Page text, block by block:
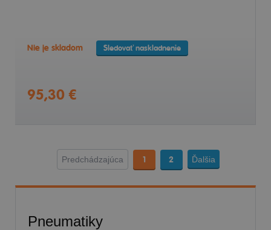
Nie je skladom Sledovať naskladnenie
95,30 €
Predchádzajúca 1 2 Ďalšia
Pneumatiky